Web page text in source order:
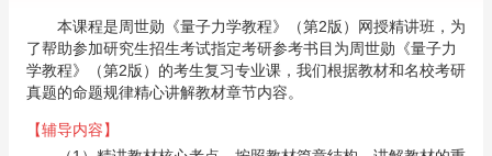
本课程是周世勋《量子力学教程》（第2版）网授精讲班，为
了帮助参加研究生招生考试指定考研参考书目为周世勋《量子力
学教程》（第2版）的考生复习专业课，我们根据教材和名校考研
真题的命题规律精心讲解教材章节内容。
【辅导内容】